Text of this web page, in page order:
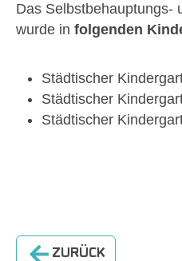
Das Selbstbehauptungs-
wurde in folgenden
Städtischer
Städtischer
Städtischer
ZURÜCK